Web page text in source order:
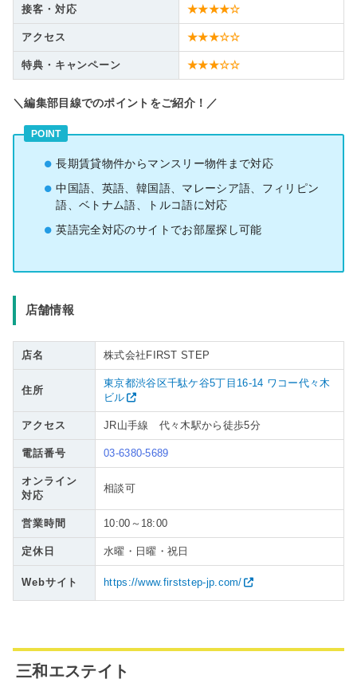
接客・対応 ★★★★☆
アクセス ★★★☆☆
特典・キャンペーン ★★★☆☆
＼編集部目線でのポイントをご紹介！／
POINT
長期賃貸物件からマンスリー物件まで対応
中国語、英語、韓国語、マレーシア語、フィリピン
語、ベトナム語、トルコ語に対応
英語完全対応のサイトでお部屋探し可能
店舗情報
店名 株式会社FIRST STEP
住所
東京都渋谷区千駄ケ谷5丁目16-14 ワコー代々木
ビル
アクセス JR山手線 代々木駅から徒歩5分
電話番号 03-6380-5689
オンライン
対応
相談可
営業時間 10:00～18:00
定休日 水曜・日曜・祝日
Webサイト https://www.firststep-jp.com/
三和エステイト